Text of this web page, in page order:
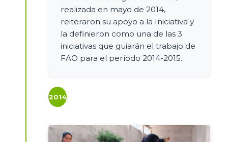
realizada en mayo de 2014,
reiteraron su apoyo a la Iniciativa y
la definieron como una de las 3
iniciativas que guiarán el trabajo de
FAO para el período 2014-2015.
2014